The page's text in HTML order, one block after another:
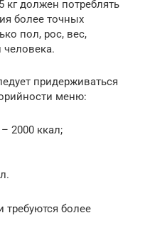
кг должен потреблять
более точных
пол, рос, вес,
человека.
придерживаться
меню:
2000 ккал;
более